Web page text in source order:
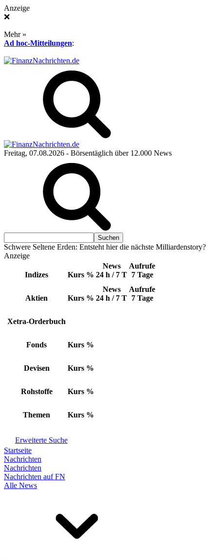
Anzeige
❌
Mehr »
Ad hoc-Mitteilungen:
Freitag, 07.08.2026 - Börsentäglich über 12.000 News
Schwere Seltene Erden: Entsteht hier die nächste Milliardenstory?
Anzeige
Indizes Kurs %
News
24 h / 7 T
Aufrufe
7 Tage
Aktien Kurs %
News
24 h / 7 T
Aufrufe
7 Tage
Xetra-Orderbuch
Fonds Kurs %
Devisen Kurs %
Rohstoffe Kurs %
Themen Kurs %
Erweiterte Suche
Startseite
Nachrichten
Nachrichten
Nachrichten auf FN
Alle News